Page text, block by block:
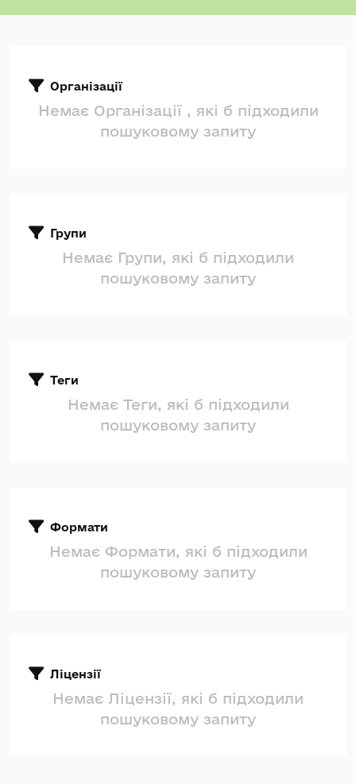
Організації
Немає Організації , які б підходили
пошуковому запиту
Групи
Немає Групи, які б підходили
пошуковому запиту
Теги
Немає Теги, які б підходили
пошуковому запиту
Формати
Немає Формати, які б підходили
пошуковому запиту
Ліцензії
Немає Ліцензії, які б підходили
пошуковому запиту